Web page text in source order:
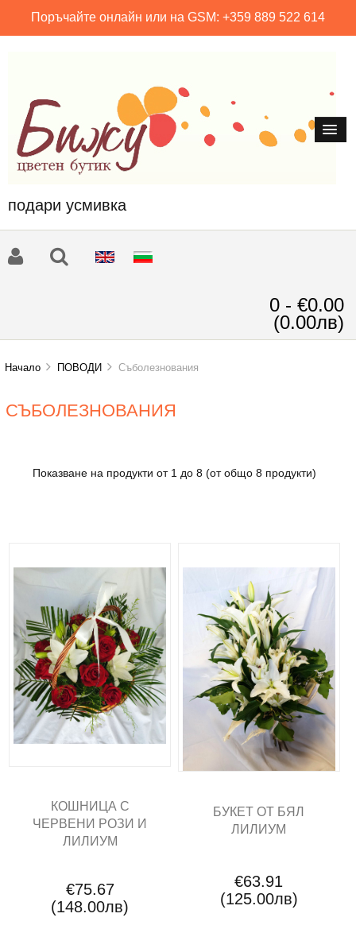
Поръчайте онлайн или на GSM: +359 889 522 614
подари усмивка
0 - €0.00
(0.00лв)
Начало ПОВОДИ Съболезнования
СЪБОЛЕЗНОВАНИЯ
Показване на продукти от 1 до8 (от общо8 продукти)
КОШНИЦА С
ЧЕРВЕНИ РОЗИ И
ЛИЛИУМ
€75.67
(148.00лв)
БУКЕТ ОТ БЯЛ
ЛИЛИУМ
€63.91
(125.00лв)